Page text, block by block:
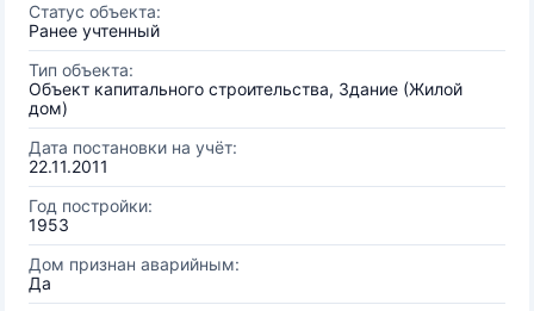
Статус объекта:
Ранее учтенный
Тип объекта:
Объект капитального строительства, Здание (Жилой
дом)
Дата постановки на учёт:
22.11.2011
Год постройки:
1953
Дом признан аварийным:
Да